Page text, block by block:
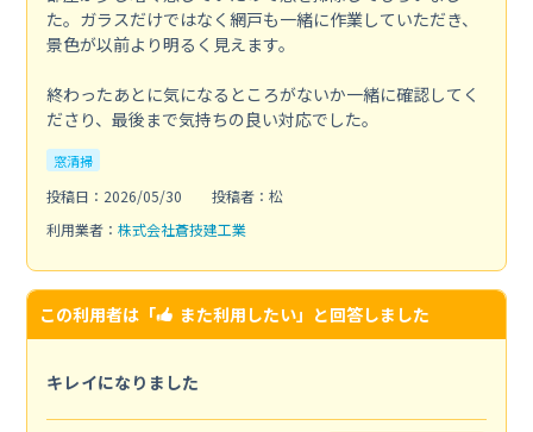
た。ガラスだけではなく網戸も一緒に作業していただき、
景色が以前より明るく見えます。
終わったあとに気になるところがないか一緒に確認してく
ださり、最後まで気持ちの良い対応でした。
窓清掃
投稿日：2026/05/30
投稿者：松
利用業者： 株式会社蒼技建工業
この利用者は「 また利用したい」と回答しました
キレイになりました